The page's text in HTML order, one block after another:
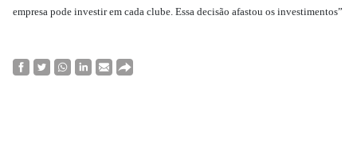
empresa pode investir em cada clube. Essa decisão afastou os investimentos”